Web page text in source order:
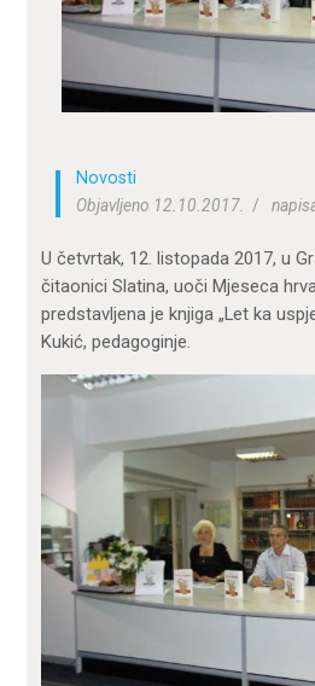
DOKUMENTI
Novosti
Objavljeno 12.10.2017.
U četvrtak, 12. listopada 2017, u
čitaonici Slatina, uoči Mjeseca
predstavljena je knjiga „Let ka
Kukić, pedagoginje.